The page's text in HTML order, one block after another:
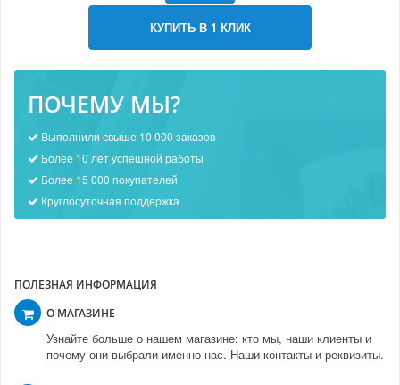
КУПИТЬ В 1 КЛИК
ПОЧЕМУ МЫ?
Выполнили свыше 10 000 заказов
Более 10 лет успешной работы
Более 15 000 покупателей
Круглосуточная поддержка
ПОЛЕЗНАЯ ИНФОРМАЦИЯ
О МАГАЗИНЕ
Узнайте больше о нашем магазине: кто мы, наши клиенты и
почему они выбрали именно нас. Наши контакты и реквизиты.